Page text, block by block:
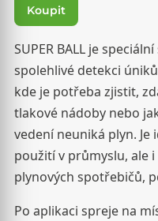
Koupit
SUPER BALL je
spolehlivé detekci
kde je potřeba zjistit,
tlakové nádoby nebo
vedení neuniká plyn.
použití v průmyslu, ale
plynových spotřebičů,
Po aplikaci spreje na